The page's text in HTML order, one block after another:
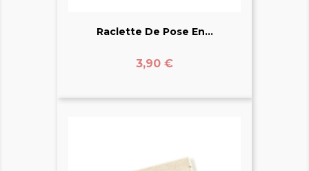
Raclette De Pose En...
Prix
3,90 €